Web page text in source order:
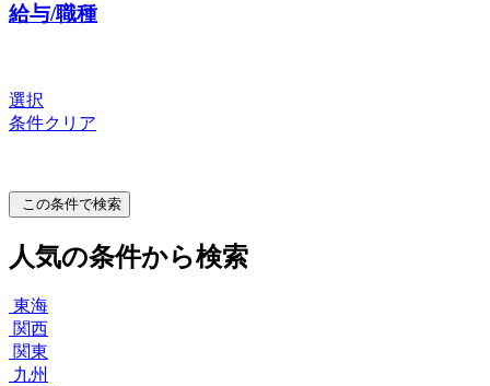
給与/職種
選択
条件クリア
この条件で検索
人気の条件から検索
東海
関西
関東
九州